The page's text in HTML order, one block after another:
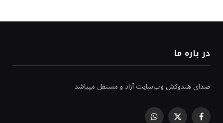
در باره ما
صدای هندوکش وب‌سایت آزاد و مستقل میباشد